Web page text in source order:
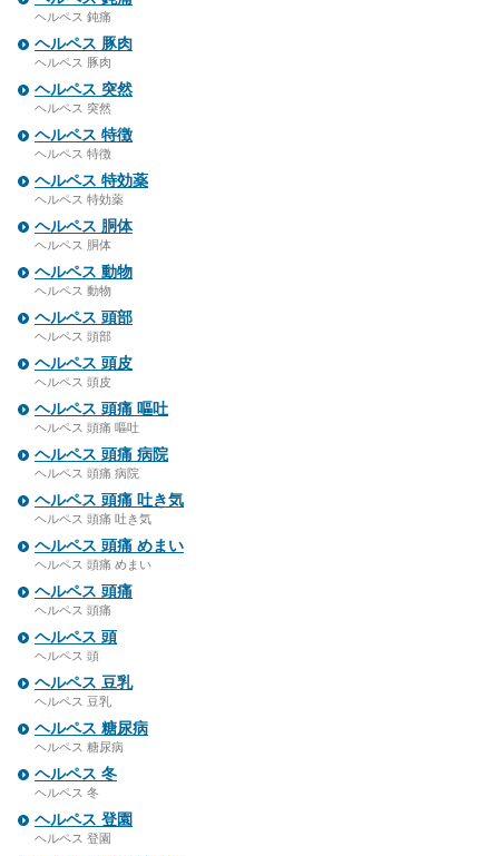
ヘルペス 鈍痛
ヘルペス 豚肉
ヘルペス 豚肉
ヘルペス 突然
ヘルペス 突然
ヘルペス 特徴
ヘルペス 特徴
ヘルペス 特効薬
ヘルペス 特効薬
ヘルペス 胴体
ヘルペス 胴体
ヘルペス 動物
ヘルペス 動物
ヘルペス 頭部
ヘルペス 頭部
ヘルペス 頭皮
ヘルペス 頭皮
ヘルペス 頭痛 嘔吐
ヘルペス 頭痛 嘔吐
ヘルペス 頭痛 病院
ヘルペス 頭痛 病院
ヘルペス 頭痛 吐き気
ヘルペス 頭痛 吐き気
ヘルペス 頭痛 めまい
ヘルペス 頭痛 めまい
ヘルペス 頭痛
ヘルペス 頭痛
ヘルペス 頭
ヘルペス 頭
ヘルペス 豆乳
ヘルペス 豆乳
ヘルペス 糖尿病
ヘルペス 糖尿病
ヘルペス 冬
ヘルペス 冬
ヘルペス 登園
ヘルペス 登園